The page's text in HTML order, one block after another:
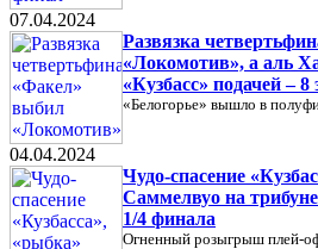
07.04.2024
Развязка
«Локомотив», а аль
«Кузбасс» подачей – 8
«Белогорье» вышло в
04.04.2024
Чудо-спасение
Саммелвуо на
1/4 финала
Огненный розыгрыш плей-